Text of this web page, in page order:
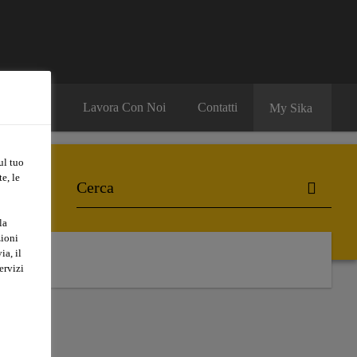
Lavora Con Noi Contatti My Sika
tuo
le
il